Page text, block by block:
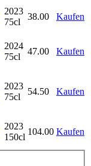
2023
75cl
38.00 Kaufen
2024
75cl
47.00 Kaufen
2023
75cl
54.50 Kaufen
2023
150cl
104.00 Kaufen